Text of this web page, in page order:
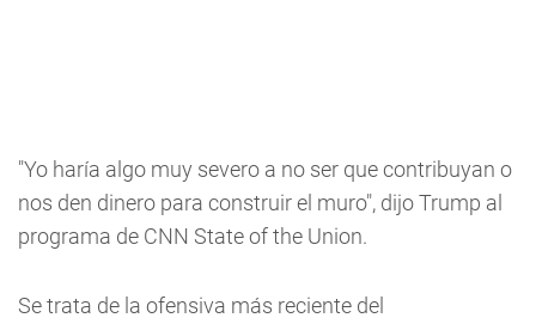
"Yo haría algo muy severo a no ser que contribuyan o
nos den dinero para construir el muro", dijo Trump al
programa de CNN State of the Union.
Se trata de la ofensiva más reciente del